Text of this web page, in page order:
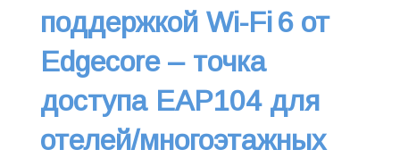
поддержкой Wi-Fi 6 от
Edgecore – точка
доступа EAP104 для
отелей/многоэтажных